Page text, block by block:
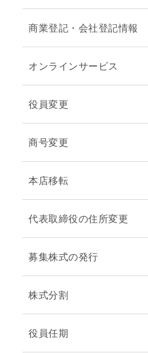
商業登記・会社登記情報
オンラインサービス
役員変更
商号変更
本店移転
代表取締役の住所変更
募集株式の発行
株式分割
役員任期